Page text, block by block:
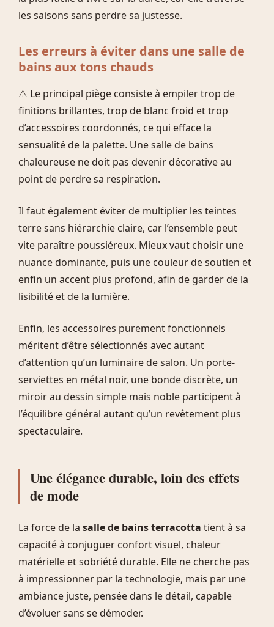
les saisons sans perdre sa justesse.
Les erreurs à éviter dans une salle de
bains aux tons chauds
⚠️ Le principal piège consiste à empiler trop de
finitions brillantes, trop de blanc froid et trop
d’accessoires coordonnés, ce qui efface la
sensualité de la palette. Une salle de bains
chaleureuse ne doit pas devenir décorative au
point de perdre sa respiration.
Il faut également éviter de multiplier les teintes
terre sans hiérarchie claire, car l’ensemble peut
vite paraître poussiéreux. Mieux vaut choisir une
nuance dominante, puis une couleur de soutien et
enfin un accent plus profond, afin de garder de la
lisibilité et de la lumière.
Enfin, les accessoires purement fonctionnels
méritent d’être sélectionnés avec autant
d’attention qu’un luminaire de salon. Un porte-
serviettes en métal noir, une bonde discrète, un
miroir au dessin simple mais noble participent à
l’équilibre général autant qu’un revêtement plus
spectaculaire.
Une élégance durable, loin des effets
de mode
La force de la salle de bains terracotta tient à sa
capacité à conjuguer confort visuel, chaleur
matérielle et sobriété durable. Elle ne cherche pas
à impressionner par la technologie, mais par une
ambiance juste, pensée dans le détail, capable
d’évoluer sans se démoder.